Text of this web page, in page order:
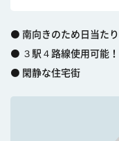
⚫ 南向きのため日当た
⚫ ３駅４路線使用可能！
⚫ 閑静な住宅街